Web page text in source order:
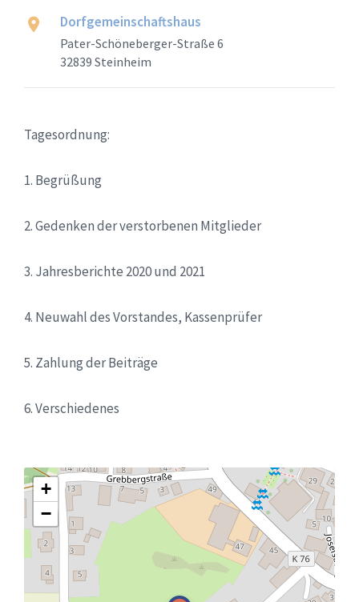
Dorfgemeinschaftshaus
Pater-Schöneberger-Straße 6
32839 Steinheim
Tagesordnung:
1. Begrüßung
2. Gedenken der verstorbenen Mitglieder
3. Jahresberichte 2020 und 2021
4. Neuwahl des Vorstandes, Kassenprüfer
5. Zahlung der Beiträge
6. Verschiedenes
+
−